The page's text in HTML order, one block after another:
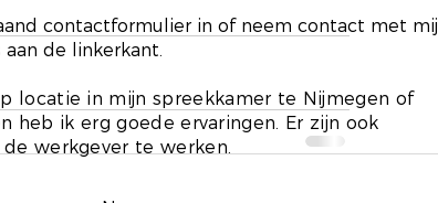
contactformulier in of neem contact met mij
de linkerkant.
locatie in mijn spreekkamer te Nijmegen of
heb ik erg goede ervaringen. Er zijn ook
werkgever te werken.